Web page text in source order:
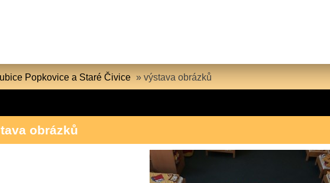
Popkovice a Staré Čivice »výstava obrázků
obrázků